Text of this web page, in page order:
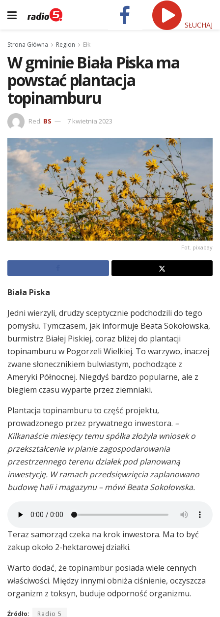
SŁUCHAJ
Strona Główna Region Ełk
W gminie Biała Piska ma
powstać plantacja
topinamburu
Red. BS 7 kwietnia 2023
Fot. pixabay
Biała Piska
Jedni wierzyli, drudzy sceptycznie podchodzili do tego
pomysłu. Tymczasem, jak informuje Beata Sokołowska,
burmistrz Białej Piskiej, coraz bliżej do plantacji
topinamburu w Pogorzeli Wielkiej. To warzywo, inaczej
zwane słonecznikiem bulwiastym, pochodzące z
Ameryki Północnej. Niegdyś bardzo popularne, ale z
biegiem czasu wyparte przez ziemniaki.
Plantacja topinamburu to część projektu,
prowadzonego przez prywatnego inwestora. –
Kilkanaście miesięcy temu spółka złożyła wniosek o
przekształcenie w planie zagospodarowania
przestrzennego terenu działek pod planowaną
inwestycję. W ramach przedsięwzięcia zaplanowano
budowę hali i magazynu – mówi Beata Sokołowska.
Teraz samorząd czeka na krok inwestora. Ma to być
zakup około 2-hektarowej działki.
Warto dodać, że topinambur posiada wiele cennych
właściwości. Między innymi obniża ciśnienie, oczyszcza
organizm z toksyn, buduje odporność organizmu.
Źródło: Radio 5